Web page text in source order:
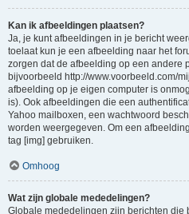
Kan ik afbeeldingen plaatsen?
Ja, je kunt afbeeldingen in je bericht
toelaat kun je een afbeelding naar het
zorgen dat de afbeelding op een andere
bijvoorbeeld http://www.voorbeeld.com/
afbeelding op je eigen computer is
is). Ook afbeeldingen die een
Yahoo mailboxen, een wachtwoord
worden weergegeven. Om een
tag [img] gebruiken.
Omhoog
Wat zijn globale mededelingen?
Globale mededelingen zijn berichten die